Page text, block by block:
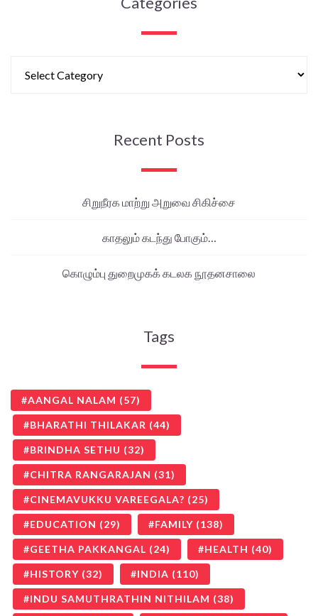
Recent Posts
சிறுநீரக மாற்று அறுவை சிகிச்சை
காதலும் கடந்து போகும்…
கொழும்பு துறைமுகக் கடலக நூதனசாலை
Tags
AANGAL NALAM (57)
BHARATHI THILAKAR (44)
BRINDHA SETHU (32)
CHITRA RANGARAJAN (31)
CINEMAVUKKU VAREEGALA? (25)
EDUCATION (29) FAMILY (138)
GEETHA PAKKANGAL (24) HEALTH (40)
HISTORY (32) INDIA (110)
INDU SAMUTHRATHIN NITHILAM (38)